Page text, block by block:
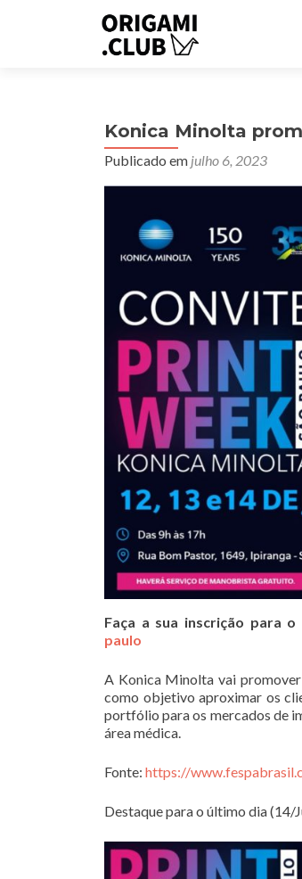
Konica Minolta
Publicado em julho 6, 2023
Faça a sua inscrição para
paulo
A Konica Minolta vai
como objetivo aproximar os
portfólio para os mercados de
área médica.
Fonte: https://
Destaque para o último dia (14/